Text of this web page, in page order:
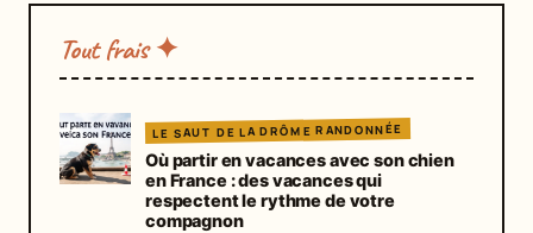
Tout frais ✦
LE SAUT DE LA DRÔME RANDONNÉE
Où partir en vacances avec son chien
en France : des vacances qui
respectent le rythme de votre
compagnon